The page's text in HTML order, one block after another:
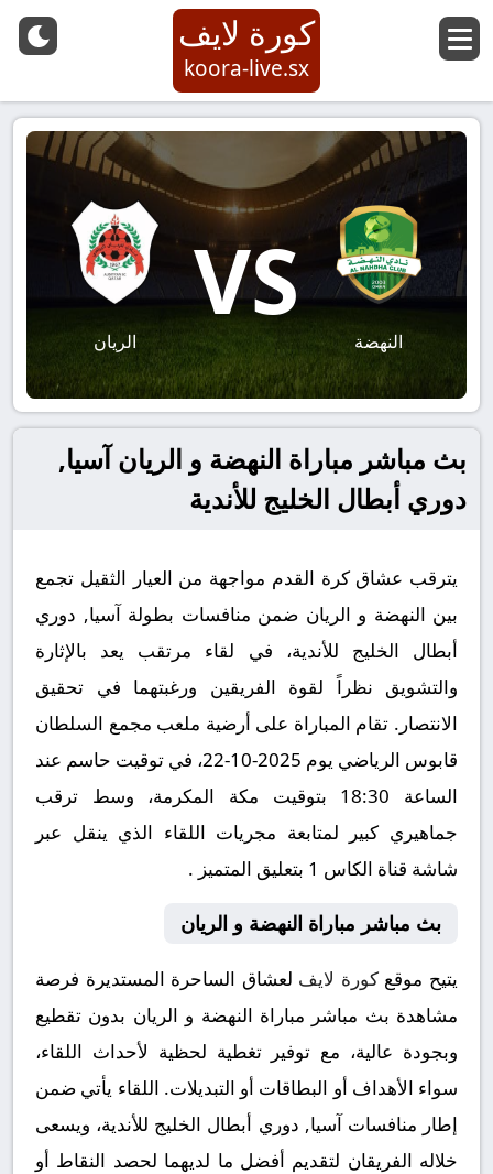
كورة لايف
koora-live.sx
النهضة
VS
الريان
بث مباشر مباراة النهضة و الريان آسيا,
دوري أبطال الخليج للأندية
يترقب عشاق كرة القدم مواجهة من العيار الثقيل تجمع
بين النهضة و الريان ضمن منافسات بطولة آسيا, دوري
أبطال الخليج للأندية، في لقاء مرتقب يعد بالإثارة
والتشويق نظراً لقوة الفريقين ورغبتهما في تحقيق
الانتصار. تقام المباراة على أرضية ملعب مجمع السلطان
قابوس الرياضي يوم 2025-10-22، في توقيت حاسم عند
الساعة 18:30 بتوقيت مكة المكرمة، وسط ترقب
جماهيري كبير لمتابعة مجريات اللقاء الذي ينقل عبر
شاشة قناة الكاس 1 بتعليق المتميز .
بث مباشر مباراة النهضة و الريان
يتيح موقعكورة لايف لعشاق الساحرة المستديرة فرصة
مشاهدة بث مباشر مباراة النهضة و الريان بدون تقطيع
وبجودة عالية، مع توفير تغطية لحظية لأحداث اللقاء،
سواء الأهداف أو البطاقات أو التبديلات. اللقاء يأتي ضمن
إطار منافسات آسيا, دوري أبطال الخليج للأندية، ويسعى
خلاله الفريقان لتقديم أفضل ما لديهما لحصد النقاط أو